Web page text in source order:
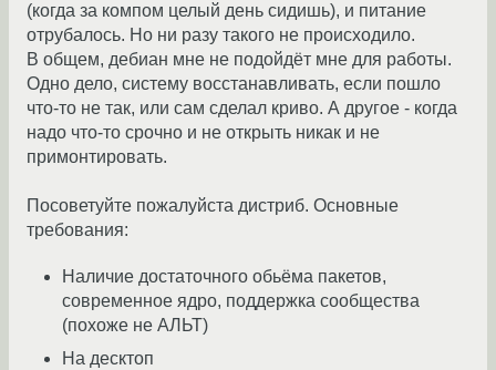
(когда за компом целый день сидишь), и питание
отрубалось. Но ни разу такого не происходило.
В общем, дебиан мне не подойдёт мне для работы.
Одно дело, систему восстанавливать, если пошло
что-то не так, или сам сделал криво. А другое - когда
надо что-то срочно и не открыть никак и не
примонтировать.
Посоветуйте пожалуйста дистриб. Основные
требования:
Наличие достаточного обьёма пакетов,
современное ядро, поддержка сообщества
(похоже не АЛЬТ)
На десктоп